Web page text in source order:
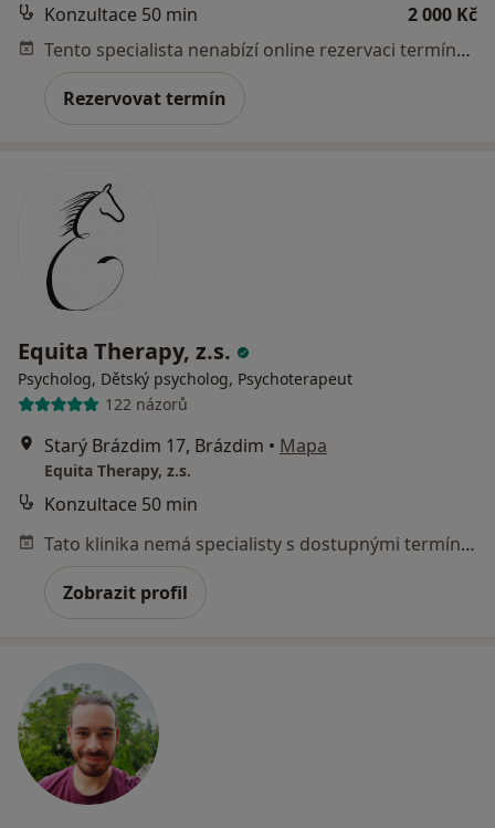
Konzultace 50 min
2 000 Kč
Tento specialista nenabízí online rezervaci termínu na této adrese.
Rezervovat termín
Equita Therapy, z.s.
Psycholog, Dětský psycholog, Psychoterapeut
122 názorů
Starý Brázdim 17, Brázdim • Mapa
Equita Therapy, z.s.
Konzultace 50 min
Tato klinika nemá specialisty s dostupnými termíny v online kalendáři
Zobrazit profil